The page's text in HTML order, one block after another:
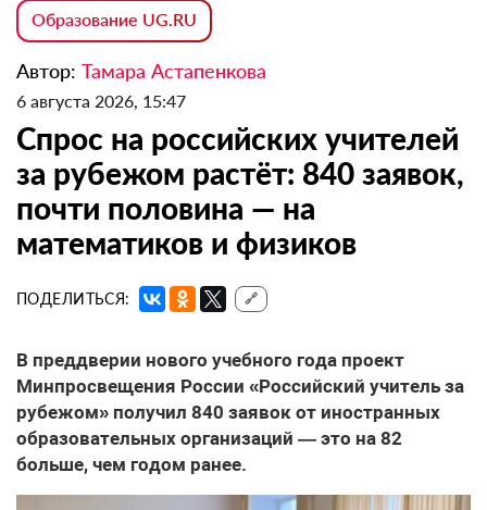
Образование UG.RU
Автор: Тамара Астапенкова
6 августа 2026, 15:47
Спрос на российских учителей
за рубежом растёт: 840 заявок,
почти половина — на
математиков и физиков
ПОДЕЛИТЬСЯ: 🔗
В преддверии нового учебного года проект
Минпросвещения России «Российский учитель за
рубежом» получил 840 заявок от иностранных
образовательных организаций — это на 82
больше, чем годом ранее.